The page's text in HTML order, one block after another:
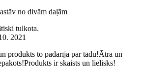
no divām daļām
tulkota.
2021
produkts to padarīja par tādu!Ātra un
ir skaists un lielisks!